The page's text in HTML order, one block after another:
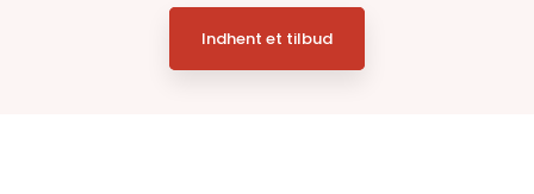
Indhent et tilbud